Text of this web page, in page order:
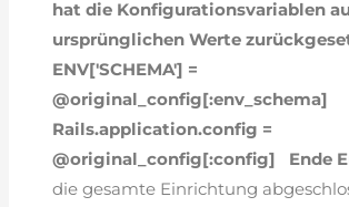
hat die Konfigurationsvariablen
ursprünglichen Werte
ENV['SCHEMA'] =
@original_config[:env_schema]
Rails.application.config =
@original_config[:config]
Ende
die gesamte Einrichtung